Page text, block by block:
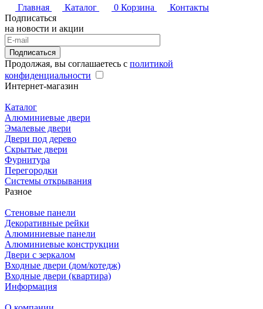
Главная
Каталог 0 Корзина
Контакты
Подписаться
на новости и акции
Подписаться
Продолжая, вы соглашаетесь с политикой
конфиденциальности
Интернет-магазин
Каталог
Алюминиевые двери
Эмалевые двери
Двери под дерево
Скрытые двери
Фурнитура
Перегородки
Системы открывания
Разное
Стеновые панели
Декоративные рейки
Алюминиевые панели
Алюминиевые конструкции
Двери с зеркалом
Входные двери (дом/котедж)
Входные двери (квартира)
Информация